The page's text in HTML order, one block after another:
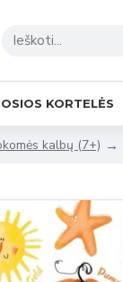
KORTELĖS
kalbų (7+)